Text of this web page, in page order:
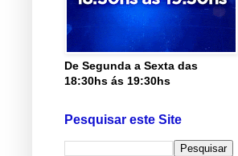
De Segunda a Sexta das
18:30hs ás 19:30hs
Pesquisar este Site